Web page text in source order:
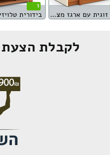
מיטה זוגית עם ארגז מצעים
1
בידורית
לקבלת הצעת